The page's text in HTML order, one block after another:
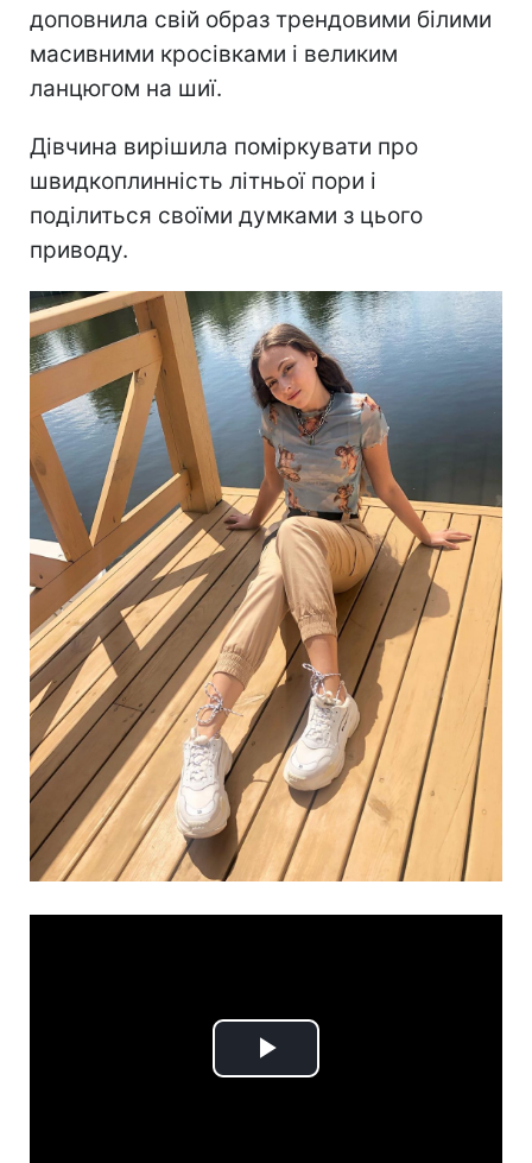
доповнила свій образ трендовими білими
масивними кросівками і великим
ланцюгом на шиї.
Дівчина вирішила поміркувати про
швидкоплинність літньої пори і
поділиться своїми думками з цього
приводу.
Play